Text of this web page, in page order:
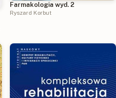
Farmakologia wyd. 2
Ryszard Korbut